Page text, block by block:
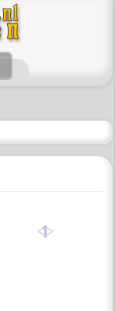
a